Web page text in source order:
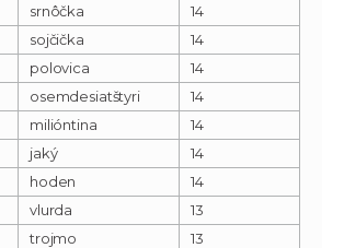
srnôčka
14
sojčička
14
polovica
14
osemdesiatštyri
14
milióntina
14
jaký
14
hoden
14
vlurda
13
trojmo
13